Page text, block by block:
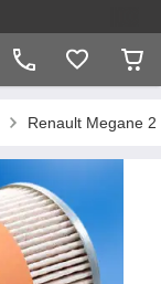
Renault Megane 2